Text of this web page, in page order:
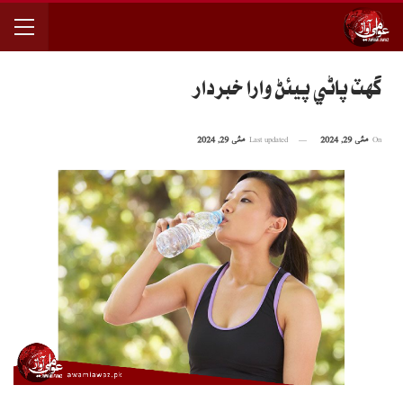
گهٽ پاڻي پيئڻ وارا خبردار
مئی 29, 2024 مئی 29, 2024